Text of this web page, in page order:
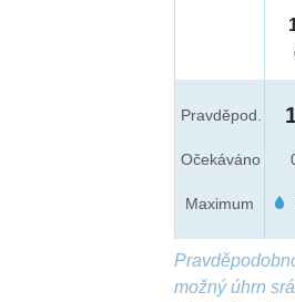
Pravděpod.
Očekáváno
Maximum
možný úhrn